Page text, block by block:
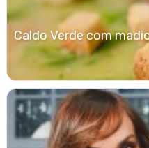
Caldo Verde com